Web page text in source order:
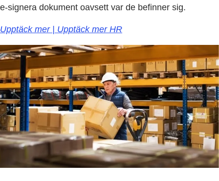
e-signera dokument oavsett var de befinner sig.
Upptäck mer | Upptäck mer HR